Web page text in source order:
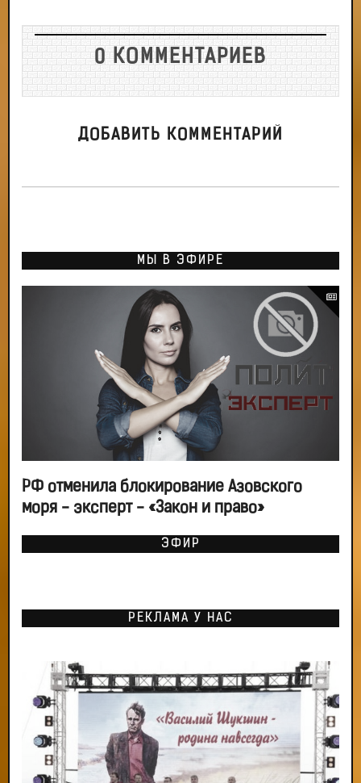
0 КОММЕНТАРИЕВ
ДОБАВИТЬ КОММЕНТАРИЙ
МЫ В ЭФИРЕ
РФ отменила блокирование Азовского
моря - эксперт - «Закон и право»
ЭФИР
РЕКЛАМА У НАС